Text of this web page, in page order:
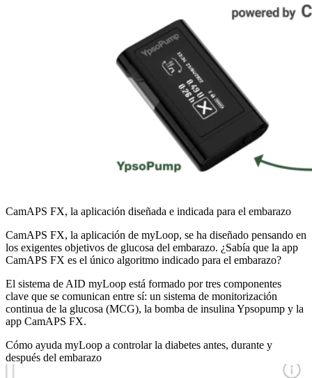
CamAPS FX, la aplicación diseñada e indicada para el embarazo
CamAPS FX, la aplicación de myLoop, se ha diseñado pensando en
los exigentes objetivos de glucosa del embarazo. ¿Sabía que la app
CamAPS FX es el único algoritmo indicado para el embarazo?
El sistema de AID myLoop está formado por tres componentes
clave que se comunican entre sí: un sistema de monitorización
continua de la glucosa (MCG), la bomba de insulina Ypsopump y la
app CamAPS FX.
Cómo ayuda myLoop a controlar la diabetes antes, durante y
después del embarazo